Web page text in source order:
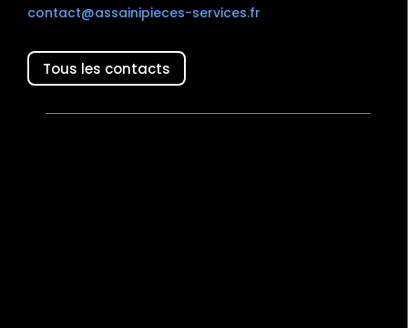
contact@assainipieces-services.fr
Tous les contacts